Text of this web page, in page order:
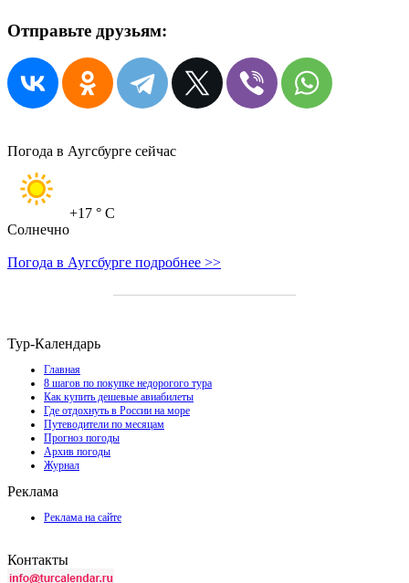
Отправьте друзьям:
Погода в Аугсбурге сейчас
+17 ° C
Солнечно
Погода в Аугсбурге подробнее >>
Тур-Календарь
Главная
8 шагов по покупке недорогого тура
Как купить дешевые авиабилеты
Где отдохнуть в России на море
Путеводители по месяцам
Прогноз погоды
Архив погоды
Журнал
Реклама
Реклама на сайте
Контакты